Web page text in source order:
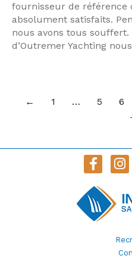
fournisseur de référence
absolument satisfaits.
nous avons tous souffert.
d’Outremer Yachting
← 1 … 5 6